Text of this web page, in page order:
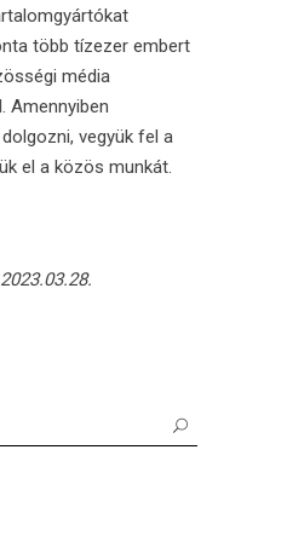
több tízezer embert
média
Amennyiben
vegyük fel a
el a közös munkát.
2023.03.28.